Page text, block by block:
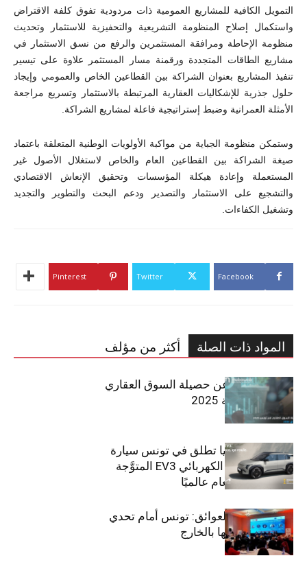
التمويل الكافية للمشاريع العمومية ذات مردودية تفوق كلفة الاقتراض
واستكمال إصلاح المنظومة التشريعية والتحفيزية للاستثمار وتحديث
منظومة الإحاطة ومرافقة المستثمرين والرفع من نسق الاستثمار في
مشاريع الطاقات المتجددة ورقمنة مسار المستثمر علاوة على تيسير
تنفيذ المشاريع بعنوان الشراكة بين القطاعين الخاص والعمومي وإيجاد
حلول جذرية للإشكاليات العقارية المرتبطة بالاستثمار وتسريع مراجعة
الأمثلة العمرانية وضبط إستراتيجية فاعلة لمشاريع الشراكة.
وستمكن منظومة الجباية من مواكبة الأولويات الوطنية المتعلقة باعتماد
صيغة الشراكة بين القطاعين العام والخاص لاستغلال الأصول غير
المستعملة وإعادة هيكلة المؤسسات وتحقيق الإنعاش الاقتصادي
والتشجيع على الاستثمار والتصدير ودعم البحث والتطوير والتجديد
وتشغيل الكفاءات.
Facebook
Twitter
Pinterest
المواد ذات الصلة أكثر من مؤلف
مبوب تكشف عن حصيلة السوق العقاري
في تونس لسنة 2025
سيتي كارز – كيا تطلق في تونس سيارة
الـدفع الرباعي الكهربائي EV3 المتوَّجة
بلقب سيارة العام عالميًا
بين الطموح والعوائق: تونس أمام تحدي
استعادة كفاءاتها بالخارج